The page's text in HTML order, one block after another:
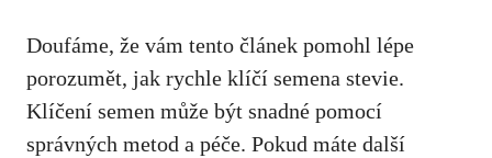
Doufáme, že vám tento článek pomohl lépe
porozumět, jak rychle klíčí semena stevie.
Klíčení semen může být snadné pomocí
správných metod a péče. Pokud máte další